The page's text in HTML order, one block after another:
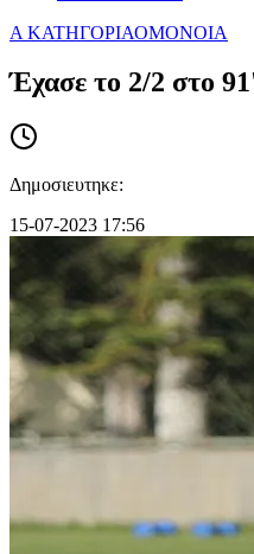
Α ΚΑΤΗΓΟΡΙΑΟΜΟΝΟΙΑ
Έχασε το 2/2 στο
Δημοσιευτηκε:
15-07-2023 17:56